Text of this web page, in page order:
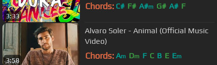
3:33
Chords: C# F# A#m G# A# F
3:58
Alvaro Soler - Animal (Official Music
Video)
Chords: Am Dm F C B E Em